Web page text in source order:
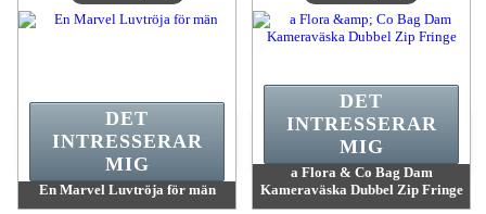
En Marvel Luvtröja för män
DET
INTRESSERAR
MIG
a Flora & Co Bag Dam
Kameraväska Dubbel Zip Fringe
DET
INTRESSERAR
MIG